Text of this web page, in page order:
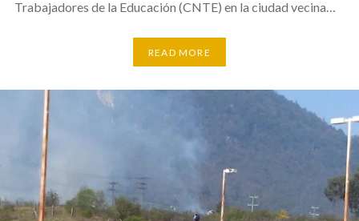
Trabajadores de la Educación (CNTE) en la ciudad vecina…
READ MORE